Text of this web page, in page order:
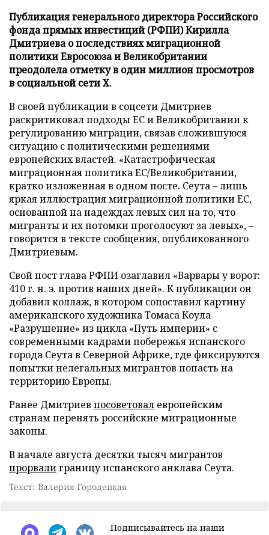
Публикация генерального директора Российского
фонда прямых инвестиций (РФПИ) Кирилла
Дмитриева о последствиях миграционной
политики Евросоюза и Великобритании
преодолела отметку в один миллион просмотров
в социальной сети X.
В своей публикации в соцсети Дмитриев
раскритиковал подходы ЕС и Великобритании к
регулированию миграции, связав сложившуюся
ситуацию с политическими решениями
европейских властей. «Катастрофическая
миграционная политика ЕС/Великобритании,
кратко изложенная в одном посте. Сеута – лишь
яркая иллюстрация миграционной политики ЕС,
основанной на надеждах левых сил на то, что
мигранты и их потомки проголосуют за левых», –
говорится в тексте сообщения, опубликованного
Дмитриевым.
Свой пост глава РФПИ озаглавил «Варвары у ворот:
410 г. н. э. против наших дней». К публикации он
добавил коллаж, в котором сопоставил картину
американского художника Томаса Коула
«Разрушение» из цикла «Путь империи» с
современными кадрами побережья испанского
города Сеута в Северной Африке, где фиксируются
попытки нелегальных мигрантов попасть на
территорию Европы.
Ранее Дмитриев посоветовал европейским
странам перенять российские миграционные
законы.
В начале августа десятки тысяч мигрантов
прорвалиграницу испанского анклава Сеута.
Текст: Валерия Городецкая
Подписывайтесь на наши